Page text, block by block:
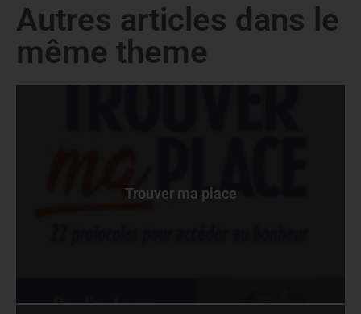
Autres articles dans le
même theme
Trouver ma place